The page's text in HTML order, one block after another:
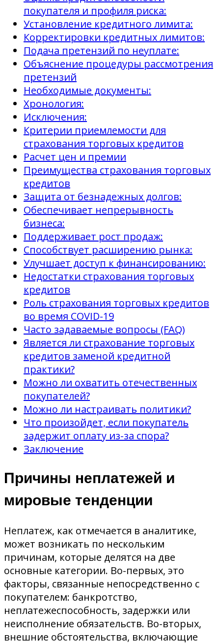
покупателя и профиля риска:
Установление кредитного лимита:
Корректировки кредитных лимитов:
Подача претензий по неуплате:
Объяснение процедуры рассмотрения
претензий
Необходимые документы:
Хронология:
Исключения:
Критерии приемлемости для
страхования торговых кредитов
Расчет цен и премии
Преимущества страхования торговых
кредитов
Защита от безнадежных долгов:
Обеспечивает непрерывность
бизнеса:
Поддерживает рост продаж:
Способствует расширению рынка:
Улучшает доступ к финансированию:
Недостатки страхования торговых
кредитов
Роль страхования торговых кредитов
во время COVID-19
Часто задаваемые вопросы (FAQ)
Является ли страхование торговых
кредитов заменой кредитной
практики?
Можно ли охватить отечественных
покупателей?
Можно ли настраивать политики?
Что произойдет, если покупатель
задержит оплату из-за спора?
Заключение
Причины неплатежей и
мировые тенденции
Неплатеж, как отмечается в аналитике,
может возникать по нескольким
причинам, которые делятся на две
основные категории. Во-первых, это
факторы, связанные непосредственно с
покупателем: банкротство,
неплатежеспособность, задержки или
неисполнение обязательств. Во-вторых,
внешние обстоятельства, включающие